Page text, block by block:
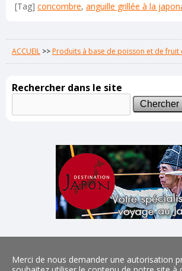
[Tag] concombre, anguille grillée à la
ACCUEIL >>Produits à base de poisson et de fruit
Rechercher dans le site
Merci de nous demander une autorisation